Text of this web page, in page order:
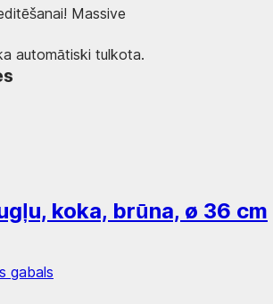
Massive
automātiski tulkota.
koka, brūna, ø 36 cm
gabals